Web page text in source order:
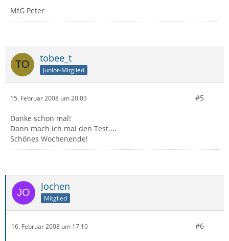
MfG Peter
tobee_t
Junior-Mitglied
15. Februar 2008 um 20:03 #5
Danke schon mal!
Dann mach ich mal den Test....
Schönes Wochenende!
Jochen
Mitglied
16. Februar 2008 um 17:10 #6